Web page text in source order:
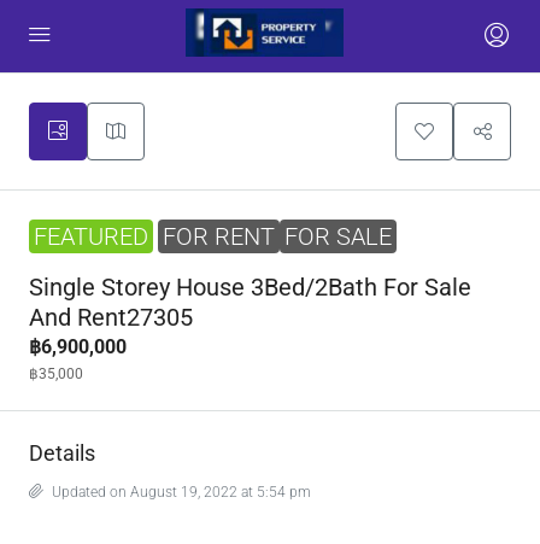
FEATURED FOR RENT FOR SALE
Single Storey House 3Bed/2Bath For Sale
And Rent27305
฿6,900,000
฿35,000
Details
Updated on August 19, 2022 at 5:54 pm